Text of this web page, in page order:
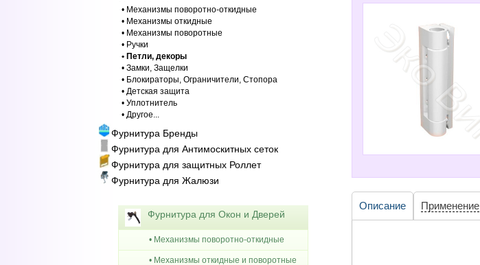
• Механизмы поворотно-откидные
• Механизмы откидные
• Механизмы поворотные
• Ручки
• Петли, декоры
• Замки, Защелки
• Блокираторы, Ограничители, Стопора
• Детская защита
• Уплотнитель
• Другое...
Фурнитура Бренды
Фурнитура для Антимоскитных сеток
Фурнитура для защитных Роллет
Фурнитура для Жалюзи
Фурнитура для Окон и Дверей
• Механизмы поворотно-откидные
• Механизмы откидные и поворотные
Описание Применение